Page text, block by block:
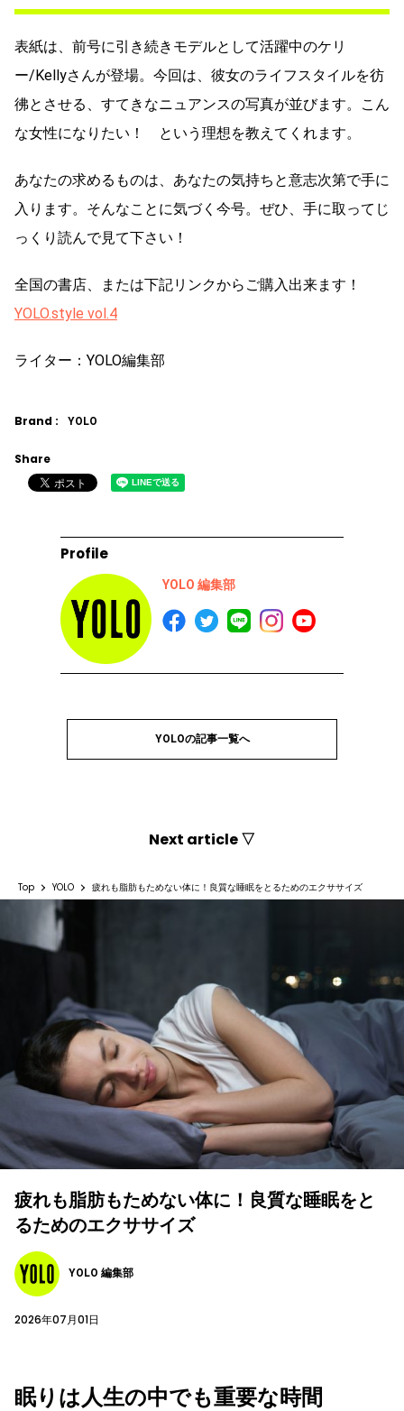
表紙は、前号に引き続きモデルとして活躍中のケリ
ー/Kellyさんが登場。今回は、彼女のライフスタイルを彷
彿とさせる、すてきなニュアンスの写真が並びます。こん
な女性になりたい！ という理想を教えてくれます。
あなたの求めるものは、あなたの気持ちと意志次第で手に
入ります。そんなことに気づく今号。ぜひ、手に取ってじ
っくり読んで見て下さい！
全国の書店、または下記リンクからご購入出来ます！
YOLO.style vol.4
ライター：YOLO編集部
Brand : YOLO
Share
Profile
YOLO 編集部
YOLOの記事一覧へ
Next article ▽
Top YOLO 疲れも脂肪もためない体に！良質な睡眠をとるためのエクササイズ
疲れも脂肪もためない体に！良質な睡眠をと
るためのエクササイズ
YOLO 編集部
2026年07月01日
眠りは人生の中でも重要な時間